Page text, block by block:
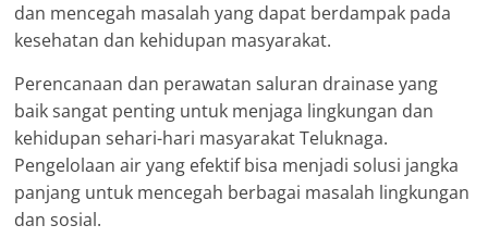
dan mencegah masalah yang dapat berdampak pada
kesehatan dan kehidupan masyarakat.
Perencanaan dan perawatan saluran drainase yang
baik sangat penting untuk menjaga lingkungan dan
kehidupan sehari-hari masyarakat Teluknaga.
Pengelolaan air yang efektif bisa menjadi solusi jangka
panjang untuk mencegah berbagai masalah lingkungan
dan sosial.